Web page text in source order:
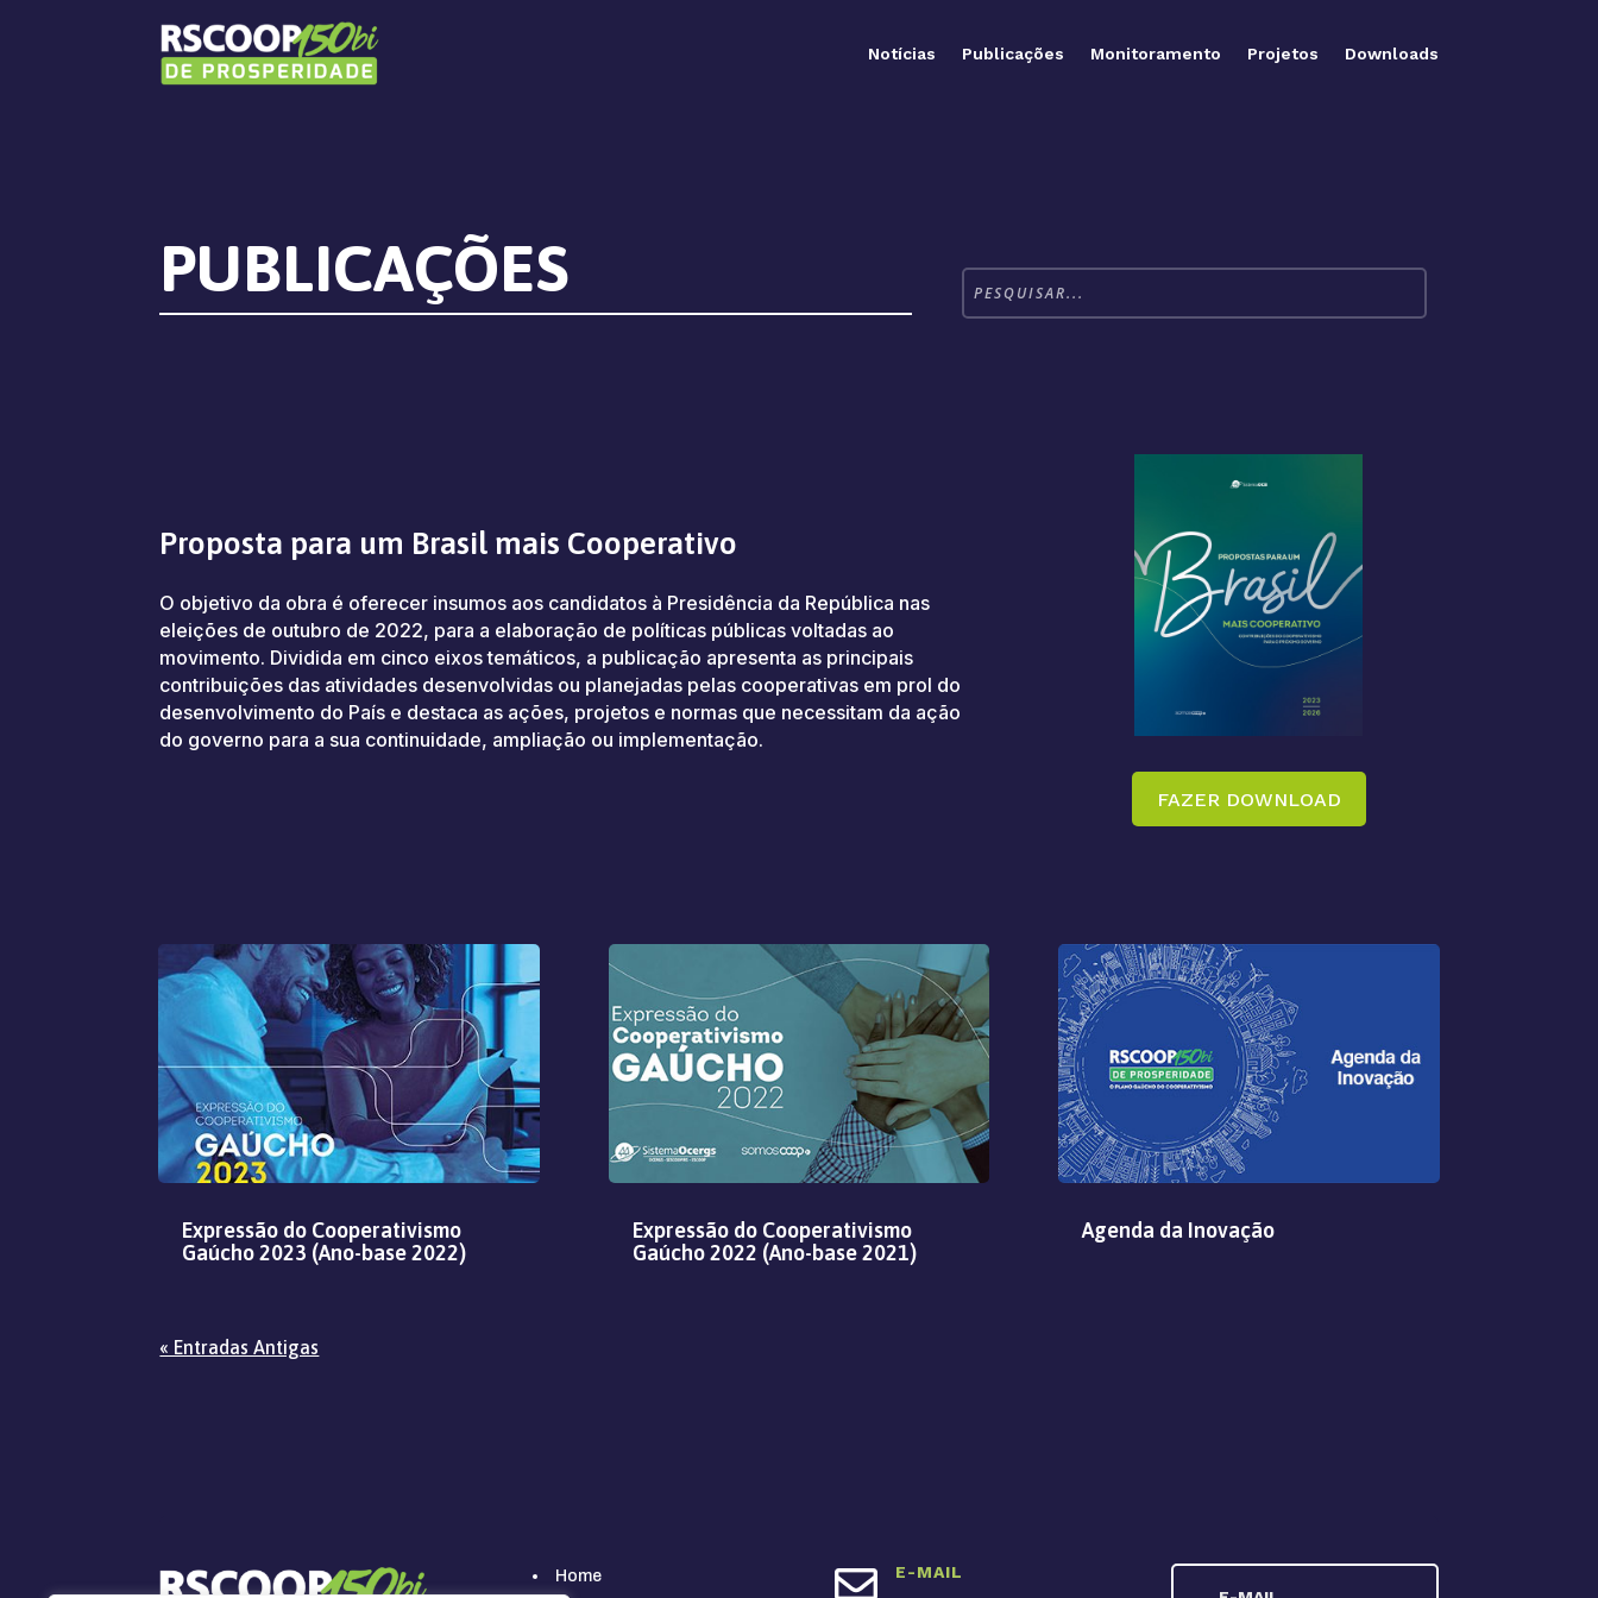
Notícias Publicações Monitoramento Projetos Downloads
PUBLICAÇÕES
Proposta para um Brasil mais Cooperativo
O objetivo da obra é oferecer insumos aos candidatos à Presidência da República nas
eleições de outubro de 2022, para a elaboração de políticas públicas voltadas ao
movimento. Dividida em cinco eixos temáticos, a publicação apresenta as principais
contribuições das atividades desenvolvidas ou planejadas pelas cooperativas em prol do
desenvolvimento do País e destaca as ações, projetos e normas que necessitam da ação
do governo para a sua continuidade, ampliação ou implementação.
FAZER DOWNLOAD
Expressão do Cooperativismo
Gaúcho 2023 (Ano-base 2022)
Expressão do Cooperativismo
Gaúcho 2022 (Ano-base 2021)
Agenda da Inovação
« Entradas Antigas
Home  E-MAIL